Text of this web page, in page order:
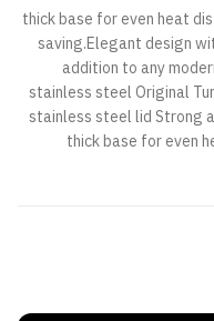
thick base for even heat
saving.Elegant design
addition to any
stainless steel Original
stainless steel lid Strong
thick base for even